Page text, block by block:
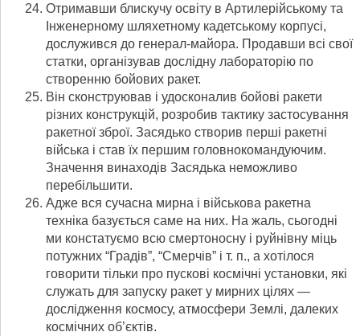
Отримавши блискучу освіту в Артилерійському та
Інженерному шляхетному кадетському корпусі,
дослужився до генерал-майора. Продавши всі свої
статки, організував дослідну лабораторію по
створенню бойових ракет.
Він сконструював і удосконалив бойові ракети
різних конструкцій, розробив тактику застосування
ракетної зброї. Засядько створив перші ракетні
війська і став їх першим головнокомандуючим.
Значення винаходів Засядька неможливо
перебільшити.
Адже вся сучасна мирна і військова ракетна
техніка базується саме на них. На жаль, сьогодні
ми констатуємо всю смертоносну і руйнівну міць
потужних “Градів”, “Смерчів” і т. п., а хотілося
говорити тільки про пускові космічні установки, які
служать для запуску ракет у мирних цілях —
дослідження космосу, атмосфери Землі, далеких
космічних об’єктів.